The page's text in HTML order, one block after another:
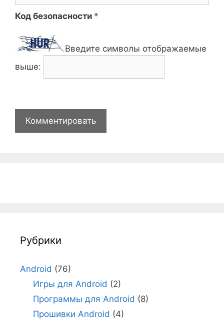
Код безопасности *
Введите символы отображаемые
выше:
Рубрики
Android (76)
Игры для Android (2)
Программы для Android (8)
Прошивки Android (4)